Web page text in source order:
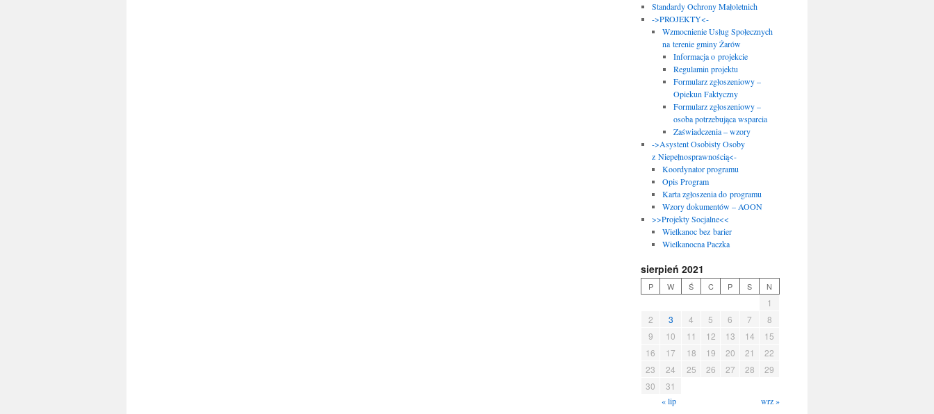
Standardy Ochrony Małoletnich
->PROJEKTY<-
Wzmocnienie Usług Społecznych
na terenie gminy Żarów
Informacja o projekcie
Regulamin projektu
Formularz zgłoszeniowy –
Opiekun Faktyczny
Formularz zgłoszeniowy –
osoba potrzebująca wsparcia
Zaświadczenia – wzory
->Asystent Osobisty Osoby
z Niepełnosprawnością<-
Koordynator programu
Opis Program
Karta zgłoszenia do programu
Wzory dokumentów – AOON
>>Projekty Socjalne<<
Wielkanoc bez barier
Wielkanocna Paczka
sierpień 2021
P W Ś C P S N
1
2
3 4 5 6 7
8
9
10 11 12 13 14
15
16
17 18 19 20 21
22
23
24 25 26 27 28
29
30
31
« lip wrz »